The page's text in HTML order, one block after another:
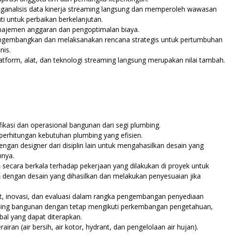
data kinerja streaming langsung dan memperoleh wawasan
untuk perbaikan berkelanjutan.
anggaran dan pengoptimalan biaya.
dan melaksanakan rencana strategis untuk pertumbuhan
alat, dan teknologi streaming langsung merupakan nilai tambah.
dan operasional bangunan dari segi plumbing.
kebutuhan plumbing yang efisien.
designer dari disiplin lain untuk mengahasilkan desain yang
berkala terhadap pekerjaan yang dilakukan di proyek untuk
desain yang dihasilkan dan melakukan penyesuaian jika
inovasi, dan evaluasi dalam rangka pengembangan penyediaan
bangunan dengan tetap mengikuti perkembangan pengetahuan,
yang dapat diterapkan.
(air bersih, air kotor, hydrant, dan pengelolaan air hujan).